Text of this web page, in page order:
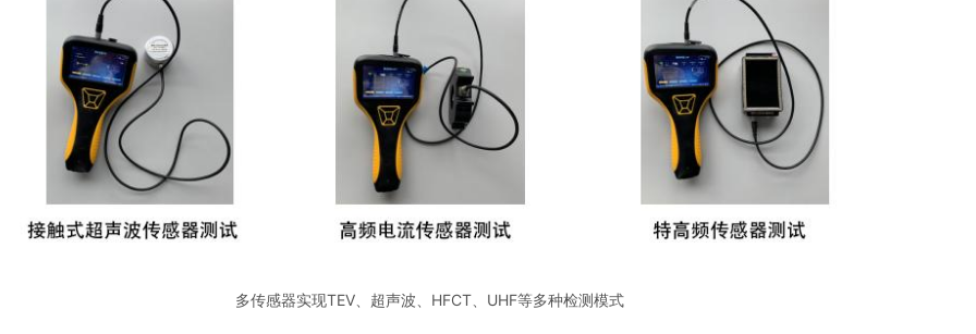
多传感器实现TEV、超声波、HFCT、UHF等多种检测模式